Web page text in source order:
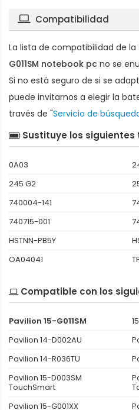
Compatibilidad
La lista de compatibilidad de la
G011SM notebook pc no se
Si no está seguro de si se
puede invitarnos a elegir la
través de "Servicio de
Sustituye los siguientes
0A03
245 G2
740004-141
740715-001
HSTNN-PB5Y
OA04041
Compatible con los
Pavilion 15-G011SM
Pavilion 14-D002AU
Pavilion 14-R036TU
Pavilion 15-D003SM
TouchSmart
Pavilion 15-G001XX